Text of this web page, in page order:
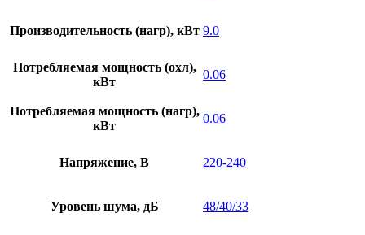
Производительность (нагр), кВт 9.0
Потребляемая мощность (охл),
кВт
0.06
Потребляемая мощность (нагр),
кВт
0.06
Напряжение, В 220-240
Уровень шума, дБ 48/40/33